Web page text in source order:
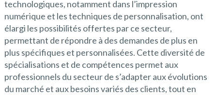
technologiques, notamment dans l’impression
numérique et les techniques de personnalisation, ont
élargi les possibilités offertes par ce secteur,
permettant de répondre à des demandes de plus en
plus spécifiques et personnalisées. Cette diversité de
spécialisations et de compétences permet aux
professionnels du secteur de s’adapter aux évolutions
du marché et aux besoins variés des clients, tout en